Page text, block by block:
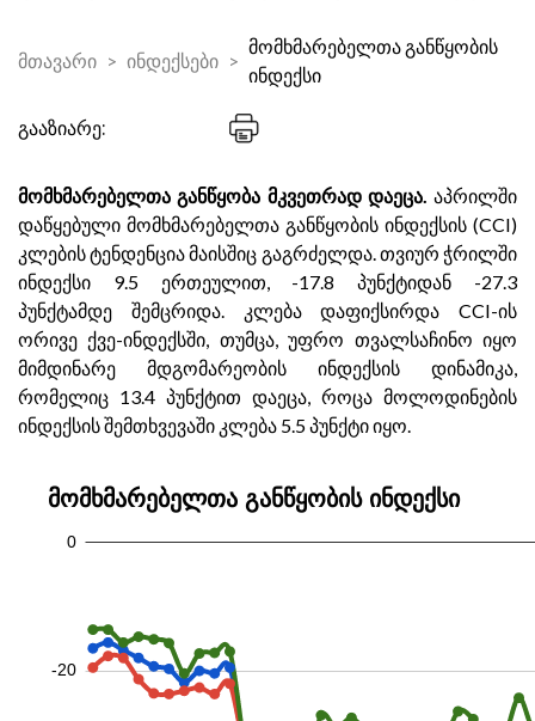
მთავარი ინდექსები
მომხმარებელთა განწყობის
ინდექსი
გააზიარე:
მომხმარებელთა განწყობა მკვეთრად დაეცა. აპრილში
დაწყებული მომხმარებელთა განწყობის ინდექსის (CCI)
კლების ტენდენცია მაისშიც გაგრძელდა. თვიურ ჭრილში
ინდექსი 9.5 ერთეულით, -17.8 პუნქტიდან -27.3
პუნქტამდე შემცრიდა. კლება დაფიქსირდა CCI-ის
ორივე ქვე-ინდექსში, თუმცა, უფრო თვალსაჩინო იყო
მიმდინარე მდგომარეობის ინდექსის დინამიკა,
რომელიც 13.4 პუნქტით დაეცა, როცა მოლოდინების
ინდექსის შემთხვევაში კლება 5.5 პუნქტი იყო.